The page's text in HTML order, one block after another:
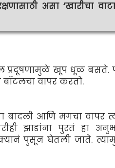
असा ‘खारीचा
प्रदूषणामुळे खूप धूळ बसते.
वापर करतो.
बादली आणि मगचा वापर
झाडांना पुरतं हा
पुसून घेतली जाते.